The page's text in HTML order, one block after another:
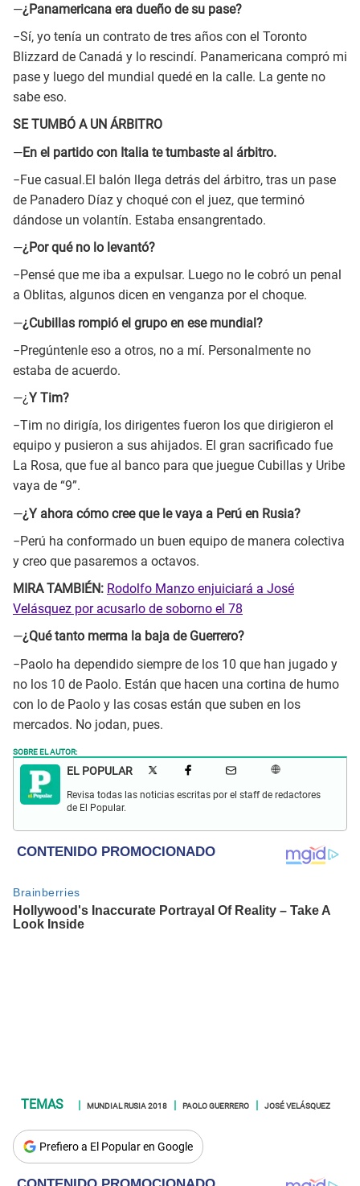
—¿Panamericana era dueño de su pase?
−Sí, yo tenía un contrato de tres años con el Toronto
Blizzard de Canadá y lo rescindí. Panamericana compró mi
pase y luego del mundial quedé en la calle. La gente no
sabe eso.
SE TUMBÓ A UN ÁRBITRO
—En el partido con Italia te tumbaste al árbitro.
−Fue casual.El balón llega detrás del árbitro, tras un pase
de Panadero Díaz y choqué con el juez, que terminó
dándose un volantín. Estaba ensangrentado.
—¿Por qué no lo levantó?
−Pensé que me iba a expulsar. Luego no le cobró un penal
a Oblitas, algunos dicen en venganza por el choque.
—¿Cubillas rompió el grupo en ese mundial?
−Pregúntenle eso a otros, no a mí. Personalmente no
estaba de acuerdo.
—¿Y Tim?
−Tim no dirigía, los dirigentes fueron los que dirigieron el
equipo y pusieron a sus ahijados. El gran sacrificado fue
La Rosa, que fue al banco para que juegue Cubillas y Uribe
vaya de “9”.
—¿Y ahora cómo cree que le vaya a Perú en Rusia?
−Perú ha conformado un buen equipo de manera colectiva
y creo que pasaremos a octavos.
MIRA TAMBIÉN: Rodolfo Manzo enjuiciará a José
Velásquez por acusarlo de soborno el 78
—¿Qué tanto merma la baja de Guerrero?
−Paolo ha dependido siempre de los 10 que han jugado y
no los 10 de Paolo. Están que hacen una cortina de humo
con lo de Paolo y las cosas están que suben en los
mercados. No jodan, pues.
SOBRE EL AUTOR:
EL POPULAR
Revisa todas las noticias escritas por el staff de redactores
de El Popular.
MUNDIAL RUSIA 2018 PAOLO GUERRERO JOSÉ VELÁSQUEZ
Prefiero a El Popular en Google